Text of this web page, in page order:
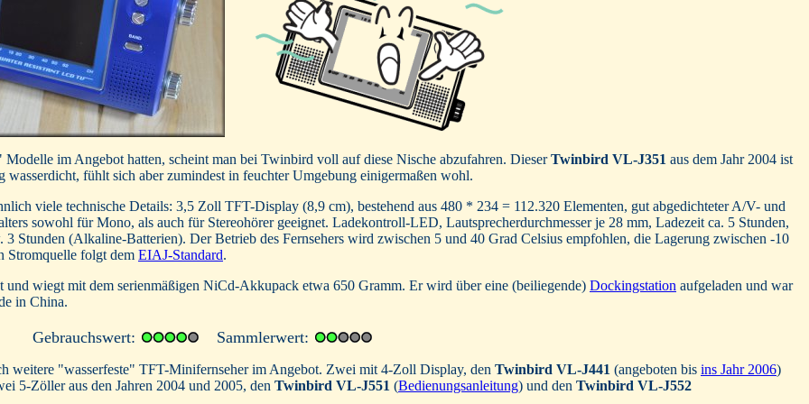
im Angebot hatten, scheint man bei Twinbird voll auf diese Nische abzufahren. DieserTwinbird VL-J351 aus dem Jahr 2004 ist
fühlt sich aber zumindest in feuchter Umgebung einigermaßen wohl.
viele technische Details: 3,5 Zoll TFT-Display (8,9 cm), bestehend aus 480 * 234 = 112.320 Elementen, gut abgedichteter A/V- und
sowohl für Mono, als auch für Stereohörer geeignet. Ladekontroll-LED, Lautsprecherdurchmesser je 28 mm, Ladezeit ca. 5 Stunden,
Stunden (Alkaline-Batterien). Der Betrieb des Fernsehers wird zwischen 5 und 40 Grad Celsius empfohlen, die Lagerung zwischen -10
Stromquelle folgt dem EIAJ-Standard.
wiegt mit dem serienmäßigen NiCd-Akkupack etwa 650 Gramm. Er wird über eine (beiliegende) Dockingstation aufgeladen und war
in China.
Gebrauchswert: Sammlerwert:
weitere "wasserfeste" TFT-Minifernseher im Angebot. Zwei mit 4-Zoll Display, den Twinbird VL-J441 (angeboten bis ins Jahr 2006)
5-Zöller aus den Jahren 2004 und 2005, den Twinbird VL-J551 (Bedienungsanleitung) und den Twinbird VL-J552